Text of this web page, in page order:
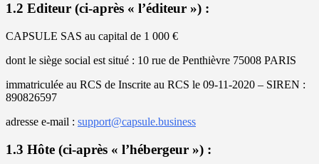
1.2 Editeur (ci-après « l’éditeur ») :
CAPSULE SAS au capital de 1 000 €
dont le siège social est situé : 10 rue de Penthièvre 75008 PARIS
immatriculée au RCS de Inscrite au RCS le 09-11-2020 – SIREN :
890826597
adresse e-mail : support@capsule.business
1.3 Hôte (ci-après « l’hébergeur ») :